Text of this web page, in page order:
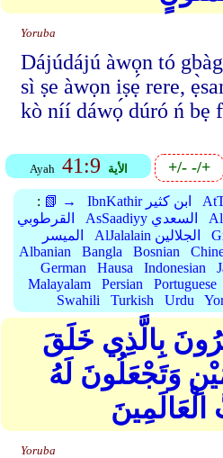
Yoruba
Dájúdájú àwọn tó
sì ṣe àwọn iṣẹ́ rere,
kò níí dáwọ́ dúró ń bẹ
Ayah 41:9 الأية +/--/+
: 📗 → IbnKathir ابن كثير
القرطوبي
AsSaadiyy السعدي
الميسر
AlJalalain الجلالين
Albanian
Bangla Bosnian
German
Hausa Indonesian
Malayalam
Persian Portuguese
Swahili
Turkish Urdu
بِالَّذِي خَلَقَ
وَتَجْعَلُونَ لَهُ
الْعَالَمِينَ
Yoruba